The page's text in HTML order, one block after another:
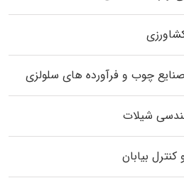
چوب و فرآورده‌ های سلولزی
شیلات
بیابان